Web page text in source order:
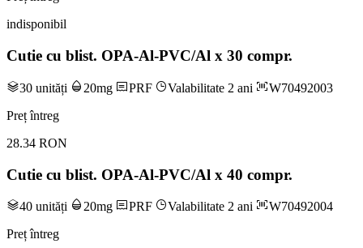
indisponibil
Cutie cu blist. OPA-Al-PVC/Al x 30 compr.
30 unități 20mg PRF Valabilitate 2 ani
W70492003
Preț întreg
28.34 RON
Cutie cu blist. OPA-Al-PVC/Al x 40 compr.
40 unități 20mg PRF Valabilitate 2 ani
W70492004
Preț întreg